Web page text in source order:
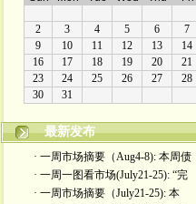
最新发布
· 一周市场摘要（Aug4-8): 本周债
· 一周一图看市场(July21-25): “完
· 一周市场摘要（July21-25): 本